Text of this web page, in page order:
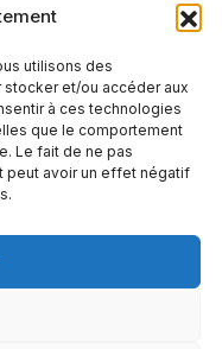
utilisons des
et/ou accéder aux
à ces technologies
que le comportement
Le fait de ne pas
peut avoir un effet négatif
par Chameleon Ideas